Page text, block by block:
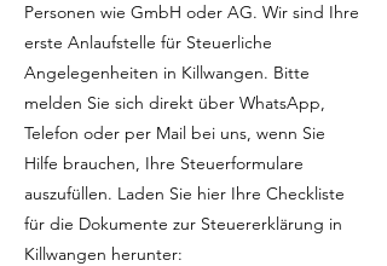
Personen wie GmbH oder AG. Wir sind Ihre
erste Anlaufstelle für Steuerliche
Angelegenheiten in Killwangen. Bitte
melden Sie sich direkt über WhatsApp,
Telefon oder per Mail bei uns, wenn Sie
Hilfe brauchen, Ihre Steuerformulare
auszufüllen. Laden Sie hier Ihre Checkliste
für die Dokumente zur Steuererklärung in
Killwangen herunter: